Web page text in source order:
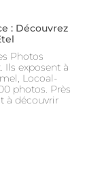
: Découvrez
Photos
Ils exposent à
Locoal-
photos. Près
à découvrir